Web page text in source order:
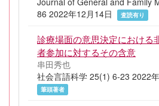
86 2022年12月14日
査読有り
診療場面の意思決定における
者参加に対するその含意
串田秀也
社会言語科学 25(1) 6-23 2022
筆頭著者